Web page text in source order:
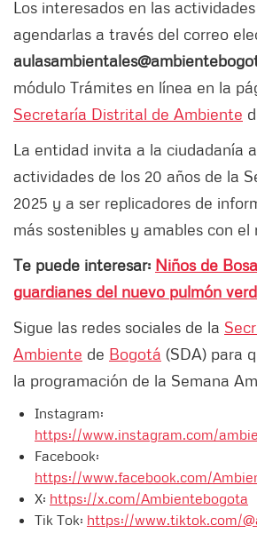
Los interesados en las
agendarlas a través del correo
módulo Trámites en línea en la
Secretaría Distrital de Ambiente
La entidad invita a la ciudadanía
actividades de los 20 años de la
2025 y a ser replicadores de
más sostenibles y amables con el
Te puede interesar: Niños de
guardianes del nuevo pulmón
Sigue las redes sociales de la
Ambiente de Bogotá (SDA) para
la programación de la Semana
Instagram:
https://www.instagram.com/
Facebook:
https://www.facebook.com/
X: https://x.com/Ambientebogota
Tik Tok: https://www.tiktok.com/